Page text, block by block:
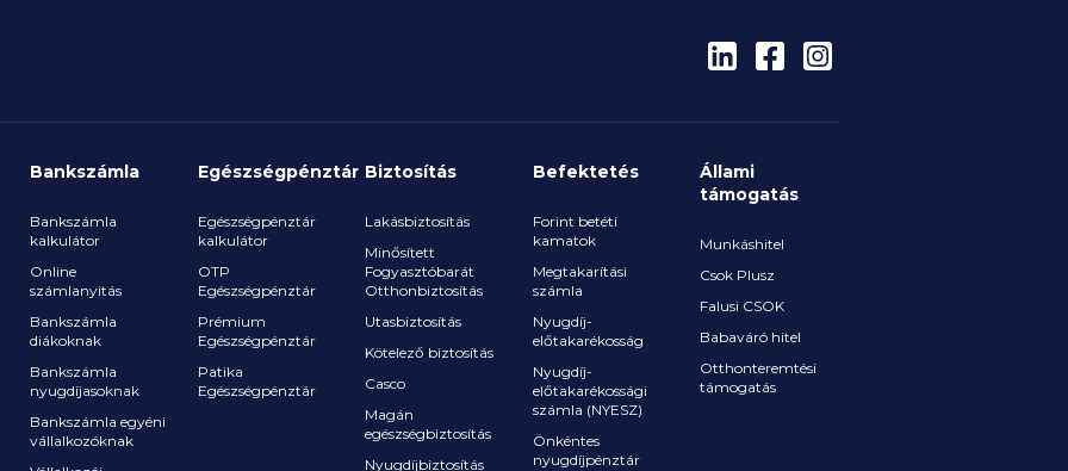
Bankszámla
Bankszámla
kalkulátor
Online
számlanyitás
Bankszámla
diákoknak
Bankszámla
nyugdíjasoknak
Bankszámla egyéni
vállalkozóknak
Egészségpénztár
Egészségpénztár
kalkulátor
OTP
Egészségpénztár
Prémium
Egészségpénztár
Patika
Egészségpénztár
Biztosítás
Lakásbiztosítás
Minősített
Fogyasztóbarát
Otthonbiztosítás
Utasbiztosítás
Kötelező biztosítás
Casco
Magán
egészségbiztosítás
Nyugdíjbiztosítás
Befektetés
Forint betéti
kamatok
Megtakarítási
számla
Nyugdíj-
előtakarékosság
Nyugdíj-
előtakarékossági
számla (NYESZ)
Önkéntes
nyugdíjpénztár
Állami
támogatás
Munkáshitel
Csok Plusz
Falusi CSOK
Babaváró hitel
Otthonteremtési
támogatás